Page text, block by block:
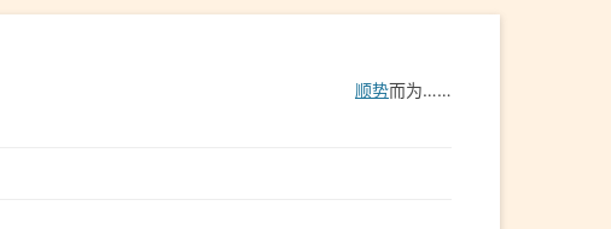
顺势而为……